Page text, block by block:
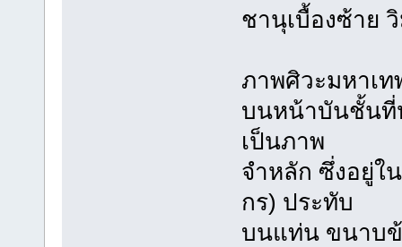
ชานุเบื้องซ้าย
ภาพศิวะมหาเท
บนหน้าบันชั้นที่
เป็นภาพ
จำหลัก ซึ่งอยู่ใ
กร) ประทับ
บนแท่น ขนาบข้